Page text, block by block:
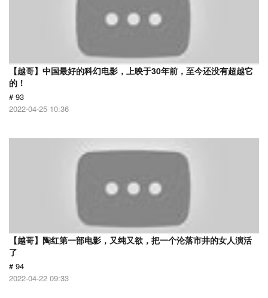
【越哥】中国最好的科幻电影，上映于30年前，至今还没有超越它
的！
# 93
2022-04-25 10:36
【越哥】陶红第一部电影，又纯又欲，把一个沦落市井的女人演活
了
# 94
2022-04-22 09:33